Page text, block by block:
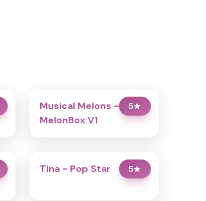
5★
Musical Melons –
MelonBox V1
5★
Tina - Pop Star